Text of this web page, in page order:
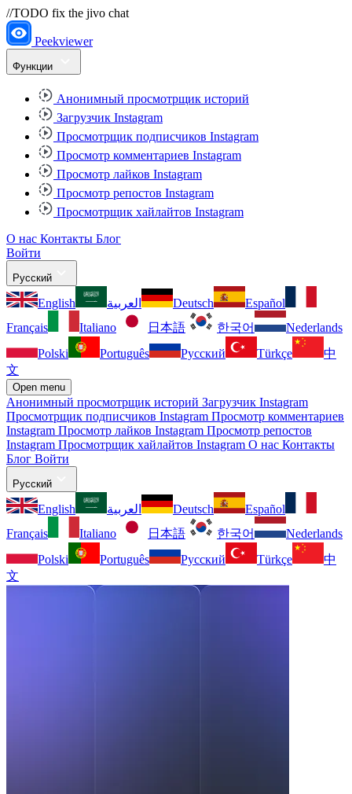
//TODO fix the jivo chat
Peekviewer
Функции
Анонимный просмотрщик историй
Загрузчик Instagram
Просмотрщик подписчиков Instagram
Просмотр комментариев Instagram
Просмотр лайков Instagram
Просмотр репостов Instagram
Просмотрщик хайлайтов Instagram
О нас Контакты Блог
Войти
Русский
English العربية Deutsch
Español
Français
Italiano 日本語 한국어
Nederlands
Polski
Português Русский Türkçe
中
文
Open menu
Анонимный просмотрщик историй Загрузчик Instagram
Просмотрщик подписчиков Instagram Просмотр комментариев
Instagram Просмотр лайков Instagram Просмотр репостов
Instagram Просмотрщик хайлайтов Instagram О нас Контакты
Блог Войти
Русский
English العربية Deutsch
Español
Français
Italiano 日本語 한국어
Nederlands
Polski
Português Русский Türkçe
中
文